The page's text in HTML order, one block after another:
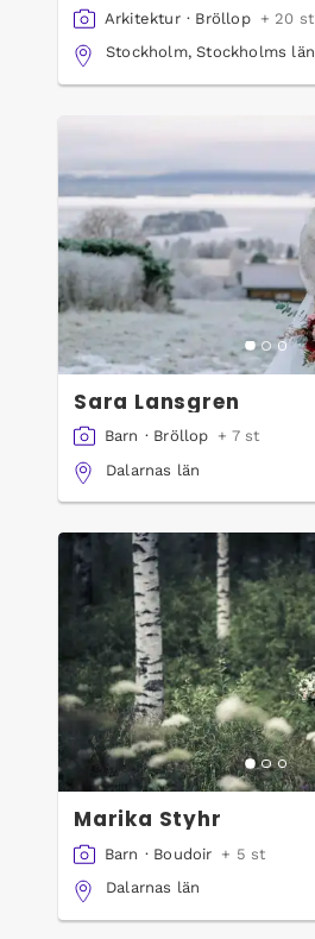
Arkitektur · Bröllop
+ 20 st
Stockholm, Stockholms län
Sara Lansgren
Barn · Bröllop + 7 st
Dalarnas län
Marika Styhr
Barn · Boudoir + 5 st
Dalarnas län